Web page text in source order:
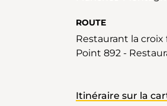
ROUTE
Restaurant la croix
Point 892 -
Itinéraire sur la